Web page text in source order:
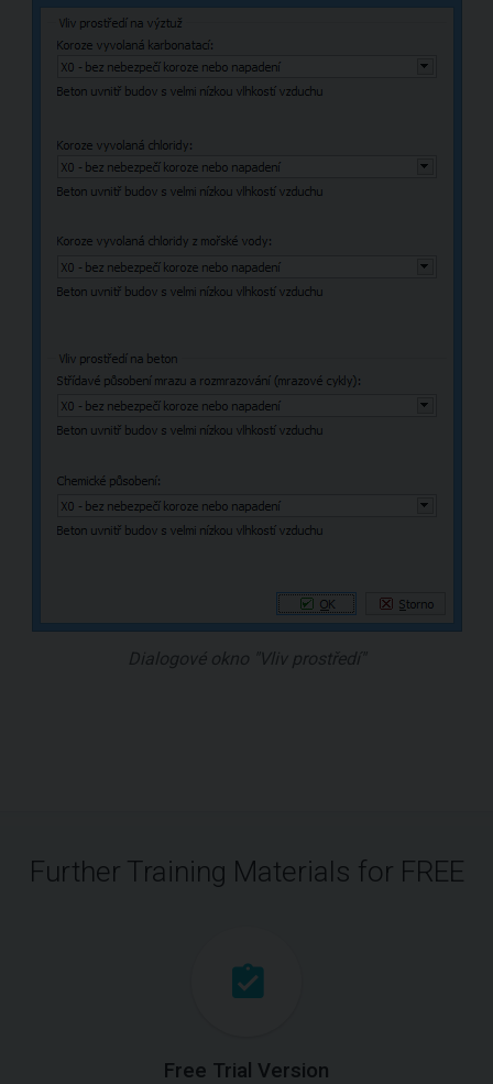
Dialogové okno "Vliv prostředí"
Further Training Materials for FREE
Free Trial Version